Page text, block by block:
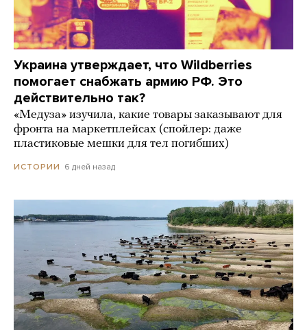
Украина утверждает, что Wildberries
помогает снабжать армию РФ. Это
действительно так?
«Медуза» изучила, какие товары заказывают для
фронта на маркетплейсах (спойлер: даже
пластиковые мешки для тел погибших)
ИСТОРИИ 6 дней назад